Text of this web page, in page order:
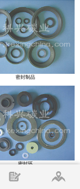
密封制品
密封环